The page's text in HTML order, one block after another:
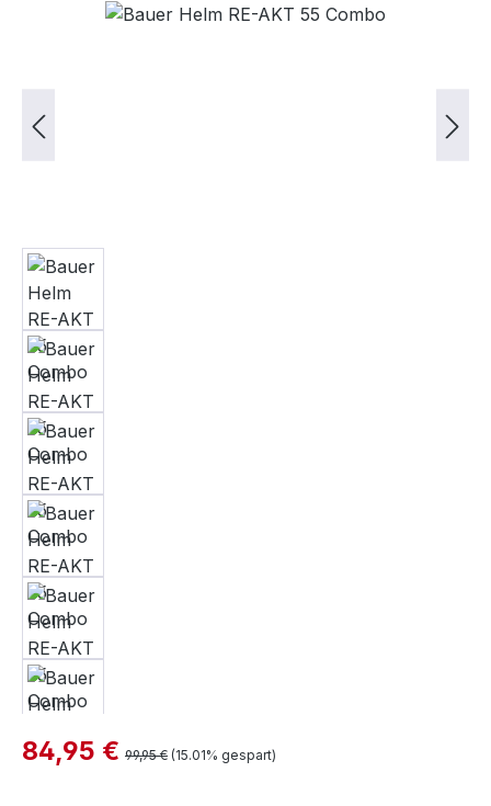
Bildergalerie überspringen
Verkaufspreis:
84,95 € Regulärer Preis:
99,95 € (15.01% gespart)